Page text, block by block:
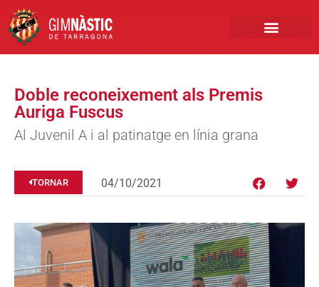
Doble reconeixement als Premis
Auriga Fuscus
Al Juvenil A i al patinatge en línia grana
TORNAR 04/10/2021